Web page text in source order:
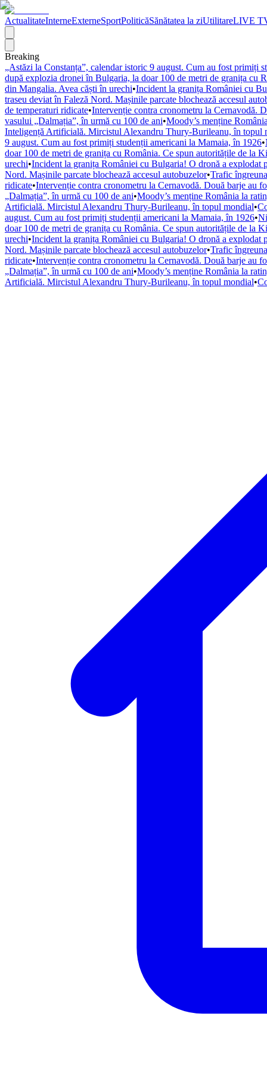
ActualitateInterneExterneSportPoliticăSănătatea la ziUtilitareLIVE
Breaking
„Astăzi la Constanța”, calendar istoric 9 august. Cum au fost primiți
după explozia dronei în Bulgaria, la doar 100 de metri de granița cu
din Mangalia. Avea căști în urechi•Incident la granița României cu
traseu deviat în Faleză Nord. Mașinile parcate blochează accesul
de temperaturi ridicate•Intervenție contra cronometru la Cernavodă.
vasului „Dalmația”, în urmă cu 100 de ani•Moody’s menține
Inteligență Artificială. Mircistul Alexandru Thury-Burileanu, în topul
9 august. Cum au fost primiți studenții americani la Mamaia, în 1926•
doar 100 de metri de granița cu România. Ce spun autoritățile de la
urechi•Incident la granița României cu Bulgaria! O dronă a explodat
Nord. Mașinile parcate blochează accesul autobuzelor•Trafic
ridicate•Intervenție contra cronometru la Cernavodă. Două barje au
„Dalmația”, în urmă cu 100 de ani•Moody’s menține România la
Artificială. Mircistul Alexandru Thury-Burileanu, în topul mondial•
august. Cum au fost primiți studenții americani la Mamaia, în 1926•
doar 100 de metri de granița cu România. Ce spun autoritățile de la
urechi•Incident la granița României cu Bulgaria! O dronă a explodat
Nord. Mașinile parcate blochează accesul autobuzelor•Trafic
ridicate•Intervenție contra cronometru la Cernavodă. Două barje au
„Dalmația”, în urmă cu 100 de ani•Moody’s menține România la
Artificială. Mircistul Alexandru Thury-Burileanu, în topul mondial•